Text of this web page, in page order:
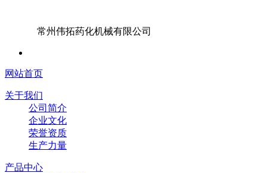
常州伟拓药化机械有限公司
网站首页
关于我们
公司简介
企业文化
荣誉资质
生产力量
产品中心